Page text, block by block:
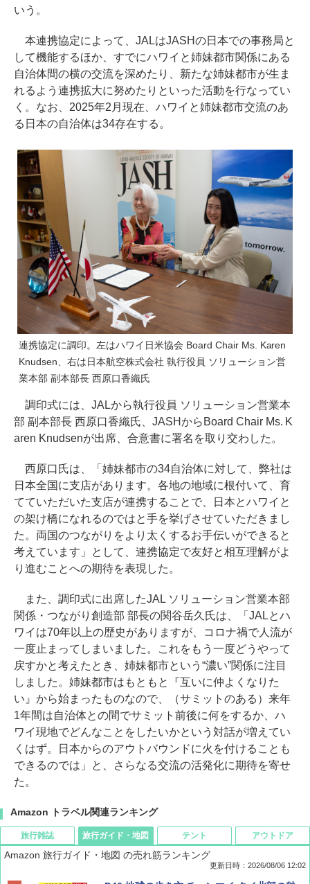
いう。
本連携協定によって、JALはJASHの日本での事務局と
して機能するほか、すでにハワイと姉妹都市関係にある
自治体間の横の交流を深めたり、新たな姉妹都市が生ま
れるよう連携拡大に努めたりといった活動を行なってい
く。なお、2025年2月現在、ハワイと姉妹都市交流のあ
る日本の自治体は34存在する。
連携協定に調印。左はハワイ日米協会 Board Chair Ms. Karen
Knudsen、右は日本航空株式会社 執行役員 ソリューション営
業本部 副本部長 西原口香織氏
調印式には、JALから執行役員 ソリューション営業本
部 副本部長 西原口香織氏、JASHからBoard Chair Ms. K
aren Knudsenが出席、合意書に署名を取り交わした。
西原口氏は、「姉妹都市の34自治体に対して、弊社は
日本全国に支店があります。各地の地域に根付いて、育
てていただいた支店が連携することで、日本とハワイと
の架け橋になれるのではと手を挙げさせていただきまし
た。両国のつながりをより太くするお手伝いができると
考えています」として、連携協定で友好と相互理解がよ
り進むことへの期待を表現した。
また、調印式に出席したJAL ソリューション営業本部
関係・つながり創造部 部長の関谷岳久氏は、「JALとハ
ワイは70年以上の歴史がありますが、コロナ禍で人流が
一度止まってしまいました。これをもう一度どうやって
戻すかと考えたとき、姉妹都市という“濃い”関係に注目
しました。姉妹都市はもともと『互いに仲よくなりた
い』から始まったものなので、（サミットのある）来年
1年間は自治体との間でサミット前後に何をするか、ハ
ワイ現地でどんなことをしたいかという対話が増えてい
くはず。日本からのアウトバウンドに火を付けることも
できるのでは」と、さらなる交流の活発化に期待を寄せ
た。
Amazon トラベル関連ランキング
旅行雑誌 旅行ガイド・地図
Amazon 旅行ガイド・地図 の売れ筋ランキング
更新日時：2026/08/06 12:02
テント アウトドア